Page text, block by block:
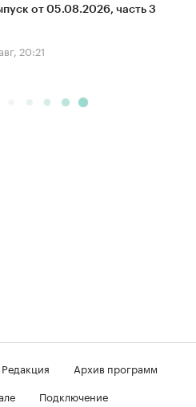
от 05.08.2026, часть 3
20:21
Редакция
Архив программ
Подключение